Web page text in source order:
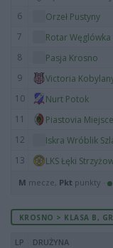
6
Orzeł Pustyny
7
Rotar Węglówka
8
Pasja Krosno
9
Victoria
10
Nurt Potok
11
Piastovia
12
Iskra Wróblik
13
LKS Łęki
M mecze, Pkt punkty ·
KROSNO > KLASA B,
LP DRUŻYNA